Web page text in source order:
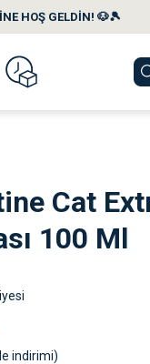
HOŞ GELDİN! 🐶🎾
Cat
100 Ml
indirimi)